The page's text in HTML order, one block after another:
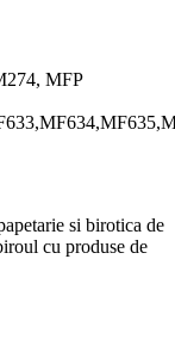
MFP
si birotica de
cu produse de